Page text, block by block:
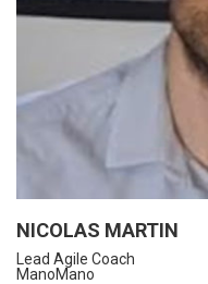
NICOLAS MARTIN
Lead Agile Coach
ManoMano